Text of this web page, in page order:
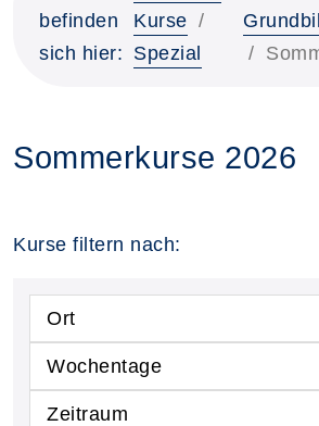
befinden
sich hier:
Kurse
Spezial
Sommerkurse 2026
Kurse filtern nach:
Ort
Wochentage
Zeitraum